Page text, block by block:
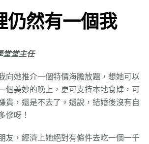
仍然有一個我
堂堂主任
向她推介一個特價海膽放題，想她可以
個美妙的晚上，更可支持本地食肆，可
貴，還是不去了。還說，結婚後沒有自
慘呀！
友，經濟上她絕對有條件去吃一個一千